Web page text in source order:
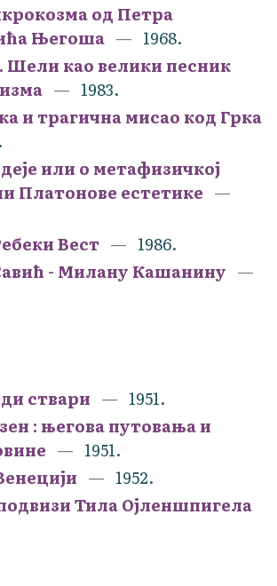
од Петра
Његоша
1968.
Шели као велики песник
1983.
и трагична мисао код Грка
или о метафизичкој
Платонове естетике
Вест
1986.
- Милану Кашанину
ствари
1951.
: његова путовања и
1951.
1952.
Тила Ојленшпигела